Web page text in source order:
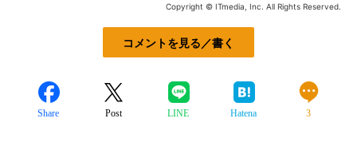
Copyright © ITmedia, Inc. All Rights Reserved.
コメントを見る／書く
Share Post LINE Hatena 3